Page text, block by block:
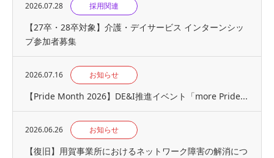
2026.07.28 採用関連
【27卒・28卒対象】介護・デイサービス インターンシッ
プ参加者募集
2026.07.16 お知らせ
【Pride Month 2026】DE&I推進イベント「more Pride...
2026.06.26 お知らせ
【復旧】用賀事業所におけるネットワーク障害の解消につ